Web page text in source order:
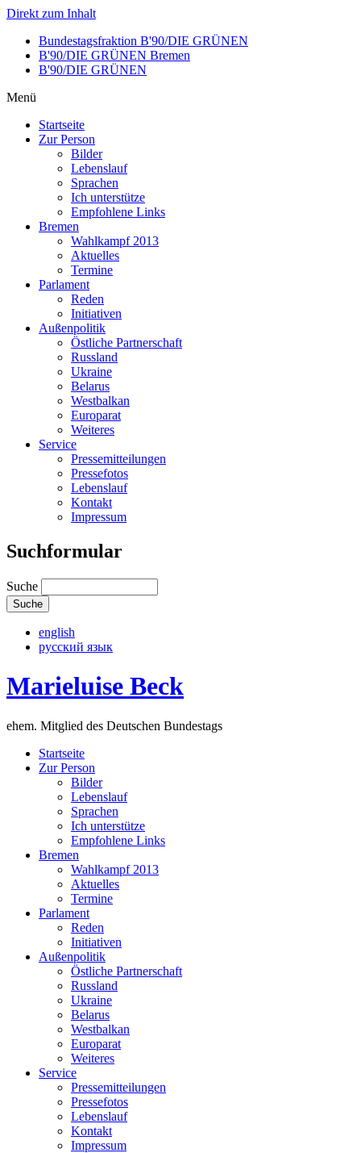
Direkt zum Inhalt
Bundestagsfraktion B'90/DIE GRÜNEN
B'90/DIE GRÜNEN Bremen
B'90/DIE GRÜNEN
Menü
Startseite
Zur Person
Bilder
Lebenslauf
Sprachen
Ich unterstütze
Empfohlene Links
Bremen
Wahlkampf 2013
Aktuelles
Termine
Parlament
Reden
Initiativen
Außenpolitik
Östliche Partnerschaft
Russland
Ukraine
Belarus
Westbalkan
Europarat
Weiteres
Service
Pressemitteilungen
Pressefotos
Lebenslauf
Kontakt
Impressum
Suchformular
Suche
english
русский язык
Marieluise Beck
ehem. Mitglied des Deutschen Bundestags
Startseite
Zur Person
Bilder
Lebenslauf
Sprachen
Ich unterstütze
Empfohlene Links
Bremen
Wahlkampf 2013
Aktuelles
Termine
Parlament
Reden
Initiativen
Außenpolitik
Östliche Partnerschaft
Russland
Ukraine
Belarus
Westbalkan
Europarat
Weiteres
Service
Pressemitteilungen
Pressefotos
Lebenslauf
Kontakt
Impressum